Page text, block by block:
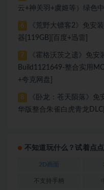
云+神关羽+虞姬等）绿色
6
《荒野大镖客2》免安
器[119GB][百度+迅雷]
7
《霍格沃茨之遗》免
Build1121649-整合实用
+夸克网盘]
8
《卧龙：苍天陨落》
华版整合朱雀白虎青龙
不知道玩什么？试着点
2D画面
不支持手柄